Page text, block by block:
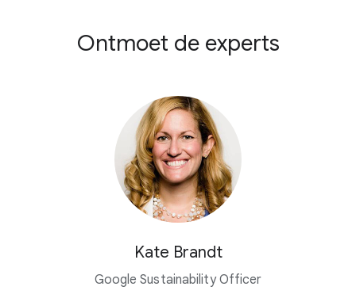
Ontmoet de experts
Kate Brandt
Google Sustainability Officer